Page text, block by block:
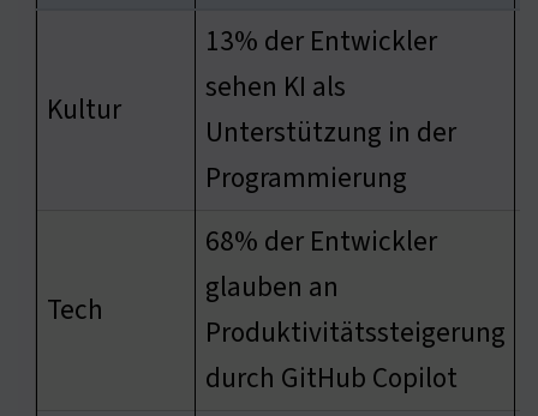
Kultur
13% der Entwickler
sehen KI als
Unterstützung in der
Programmierung
Tech
68% der Entwickler
glauben an
Produktivitätssteigerung
durch GitHub Copilot